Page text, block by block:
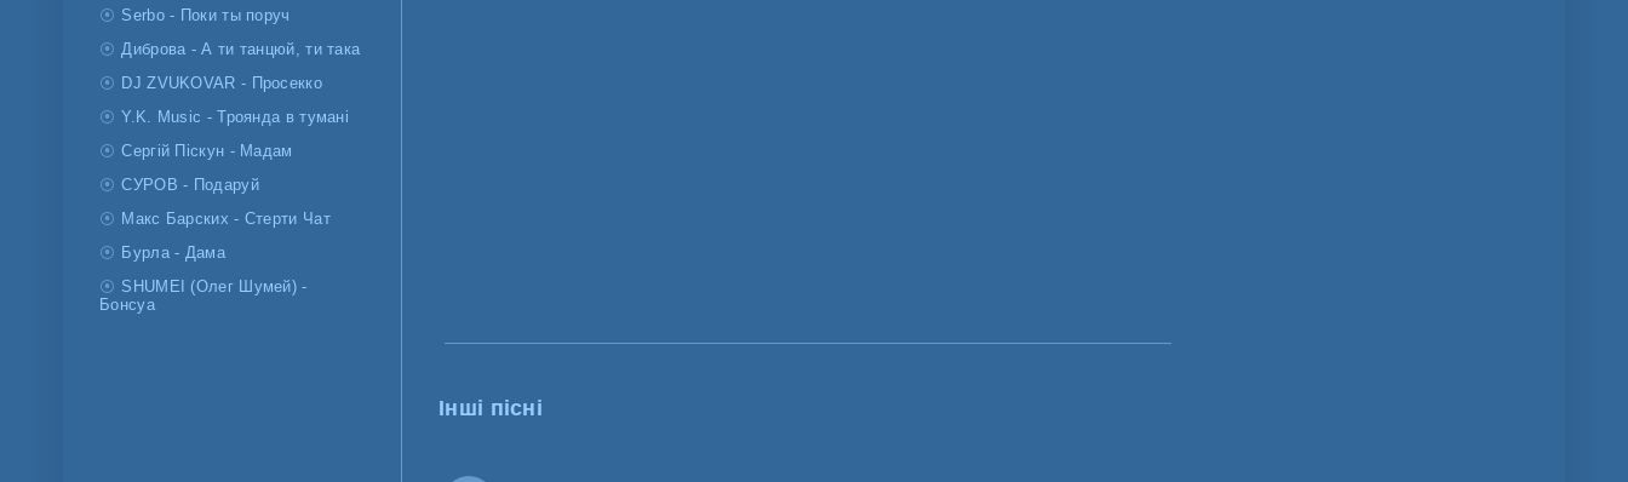
Serbo - Поки ты поруч
Диброва - А ти танцюй, ти така
DJ ZVUKOVAR - Просекко
Y.K. Music - Троянда в тумані
Сергій Піскун - Мадам
СУРОВ - Подаруй
Макс Барских - Стерти Чат
Бурла - Дама
SHUMEI (Олег Шумей) -
Бонсуа
Інші пісні